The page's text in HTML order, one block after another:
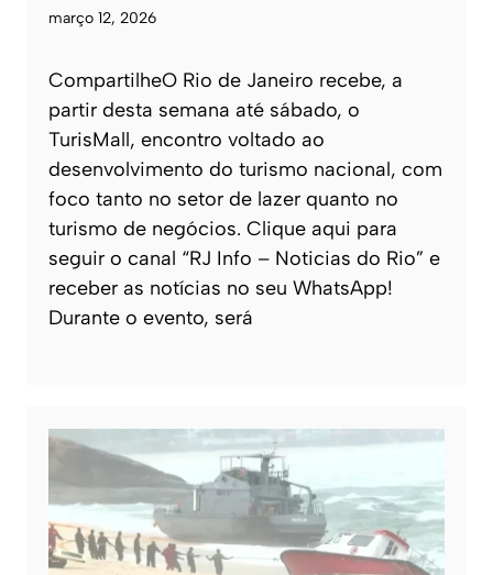
março 12, 2026
CompartilheO Rio de Janeiro recebe, a
partir desta semana até sábado, o
TurisMall, encontro voltado ao
desenvolvimento do turismo nacional, com
foco tanto no setor de lazer quanto no
turismo de negócios. Clique aqui para
seguir o canal “RJ Info – Noticias do Rio” e
receber as notícias no seu WhatsApp!
Durante o evento, será